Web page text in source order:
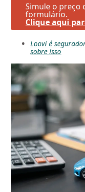
Simule o preço
formulário.
Clique aqui
Loovi é
sobre isso